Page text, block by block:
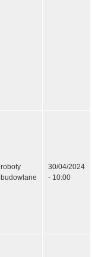
roboty
budowlane
30/04/2024
- 10:00